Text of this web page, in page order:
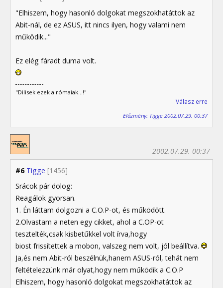
"Elhiszem, hogy hasonló dolgokat megszokhatáttok az
Abit-nál, de ez ASUS, itt nincs ilyen, hogy valami nem
működik..."
Ez elég fáradt duma volt.
"Dilisek ezek a rómaiak...!"
Válasz erre
Előzmény: Tigge 2002.07.29. 00:37
#6 Tigge [1456]
2002.07.29. 00:37
Srácok pár dolog:
Reagálok gyorsan.
1. Én láttam dolgozni a C.O.P-ot, és működött.
2.Olvastam a neten egy cikket, ahol a C.OP-ot
tesztelték,csak kisbetűkkel volt írva,hogy
biost frissítettek a mobon, valszeg nem volt, jól beállítva.
Ja,és nem Abit-ról beszélnük,hanem ASUS-ról, tehát nem
feltételezzünk már olyat,hogy nem működik a C.O.P
Elhiszem, hogy hasonló dolgokat megszokhatáttok az